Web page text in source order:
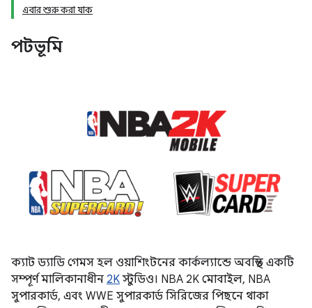
এবার শুরু করা যাক
পটভূমি
ক্যাট ড্যাডি গেমস হল ওয়াশিংটনের কার্কল্যান্ডে অবস্থিত একটি
সম্পূর্ণ মালিকানাধীন 2Kস্টুডিও। NBA 2K মোবাইল, NBA
সুপারকার্ড, এবং WWE সুপারকার্ড সিরিজের পিছনে থাকা